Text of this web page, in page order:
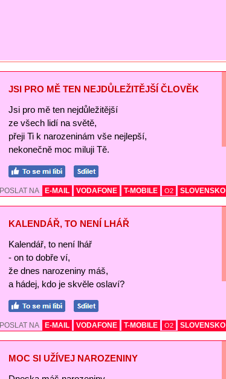
JSI PRO MĚ TEN NEJDŮLEŽITĚJŠÍ ČLOVĚK
Jsi pro mě ten nejdůležitější
ze všech lidí na světě,
přeji Ti k narozeninám vše nejlepší,
nekonečně moc miluji Tě.
POSLAT NA E-MAIL VODAFONE T-MOBILE O2 SLOVENSKO
KALENDÁŘ, TO NENÍ LHÁŘ
Kalendář, to není lhář
- on to dobře ví,
že dnes narozeniny máš,
a hádej, kdo je skvěle oslaví?
POSLAT NA E-MAIL VODAFONE T-MOBILE O2 SLOVENSKO
MOC SI UŽÍVEJ NAROZENINY